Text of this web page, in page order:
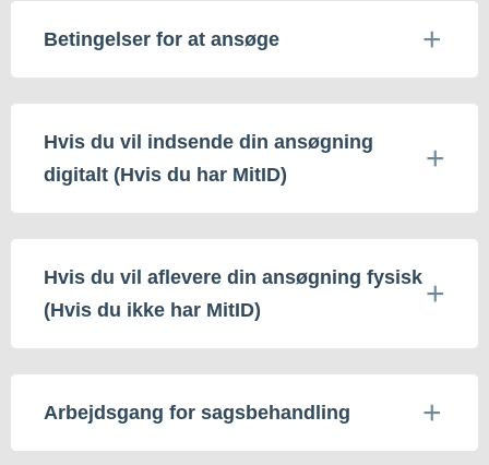
Betingelser for at ansøge
Hvis du vil indsende din ansøgning
digitalt (Hvis du har MitID)
Hvis du vil aflevere din ansøgning fysisk
(Hvis du ikke har MitID)
Arbejdsgang for sagsbehandling